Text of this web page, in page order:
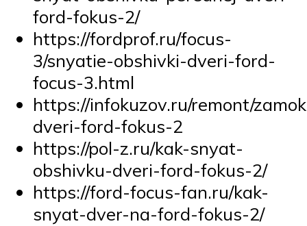
ford-fokus-2/
https://fordprof.ru/focus-
3/snyatie-obshivki-dveri-ford-
focus-3.html
https://infokuzov.ru/remont/
dveri-ford-fokus-2
https://pol-z.ru/kak-snyat-
obshivku-dveri-ford-fokus-2/
https://ford-focus-fan.ru/kak-
snyat-dver-na-ford-fokus-2/